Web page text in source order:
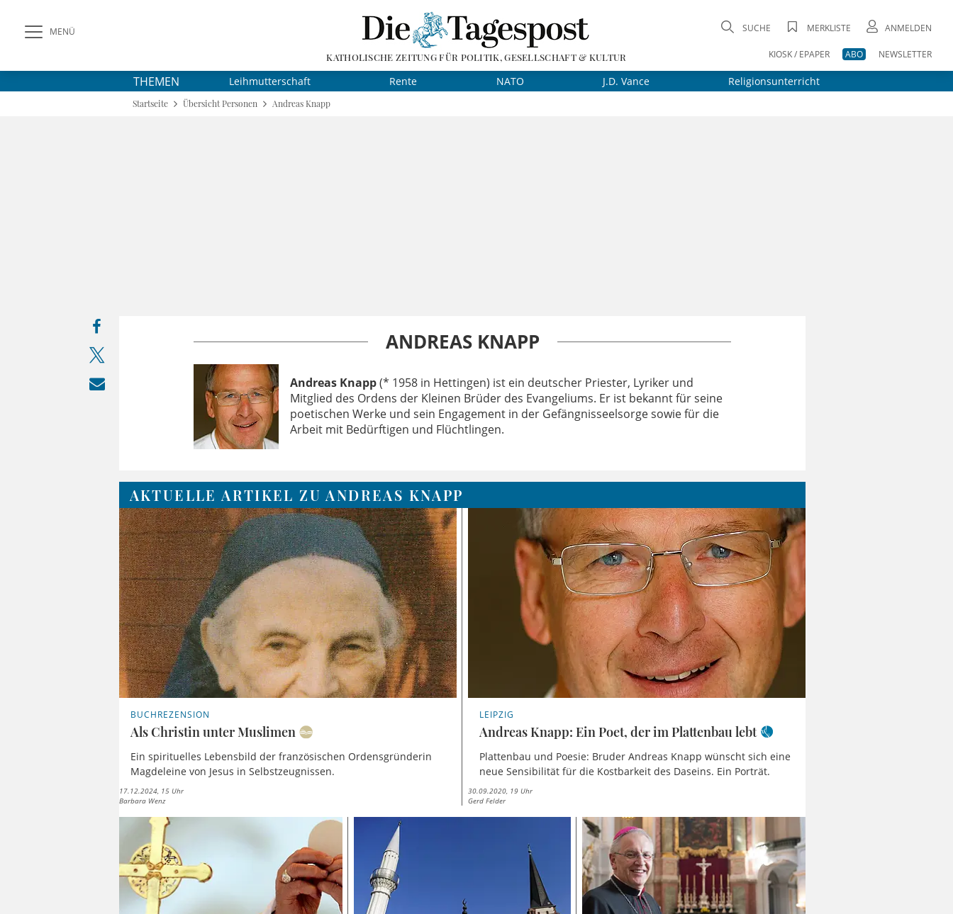
MENÜ
KATHOLISCHE ZEITUNG FÜR POLITIK, GESELLSCHAFT & KULTUR
SUCHE MERKLISTE ANMELDEN
KIOSK / EPAPER ABO NEWSLETTER
THEMEN Leihmutterschaft Rente NATO J.D. Vance Religionsunterricht
Startseite Übersicht Personen Andreas Knapp
ANDREAS KNAPP
Andreas Knapp(* 1958 in Hettingen) ist ein deutscher Priester, Lyriker und
Mitglied des Ordens der Kleinen Brüder des Evangeliums. Er ist bekannt für seine
poetischen Werke und sein Engagement in der Gefängnisseelsorge sowie für die
Arbeit mit Bedürftigen und Flüchtlingen.
AKTUELLE ARTIKEL ZU ANDREAS KNAPP
BUCHREZENSION
Als Christin unter Muslimen
Ein spirituelles Lebensbild der französischen Ordensgründerin
Magdeleine von Jesus in Selbstzeugnissen.
17.12.2024, 15 Uhr
Barbara Wenz
LEIPZIG
Andreas Knapp: Ein Poet, der im Plattenbau lebt
Plattenbau und Poesie: Bruder Andreas Knapp wünscht sich eine
neue Sensibilität für die Kostbarkeit des Daseins. Ein Porträt.
30.09.2020, 19 Uhr
Gerd Felder